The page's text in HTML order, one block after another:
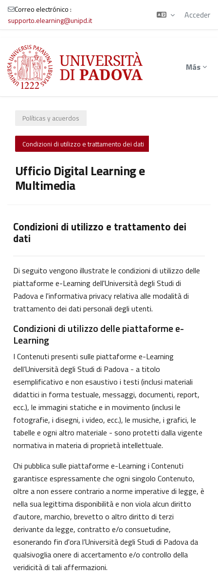
Salta al contenido principal
Correo electrónico :
supporto.elearning@unipd.it
Acceder
Más
Políticas y acuerdos
Condizioni di utilizzo e trattamento dei dati
Ufficio Digital Learning e
Multimedia
Condizioni di utilizzo e trattamento dei
dati
Di seguito vengono illustrate le condizioni di utilizzo delle
piattaforme e-Learning dell'Università degli Studi di
Padova e l'informativa privacy relativa alle modalità di
trattamento dei dati personali degli utenti.
Condizioni di utilizzo delle piattaforme e-
Learning
I Contenuti presenti sulle piattaforme e-Learning
dell’Università degli Studi di Padova - a titolo
esemplificativo e non esaustivo i testi (inclusi materiali
didattici in forma testuale, messaggi, documenti, report,
ecc.), le immagini statiche e in movimento (inclusi le
fotografie, i disegni, i video, ecc.), le musiche, i grafici, le
tabelle e ogni altro materiale - sono protetti dalla vigente
normativa in materia di proprietà intellettuale.
Chi pubblica sulle piattaforme e-Learning i Contenuti
garantisce espressamente che ogni singolo Contenuto,
oltre a non essere contrario a norme imperative di legge, è
nella sua legittima disponibilità e non viola alcun diritto
d'autore, marchio, brevetto o altro diritto di terzi
derivante da legge, contratto e/o consuetudine,
esonerando fin d'ora l’Università degli Studi di Padova da
qualsivoglia onere di accertamento e/o controllo della
veridicità di tali affermazioni.